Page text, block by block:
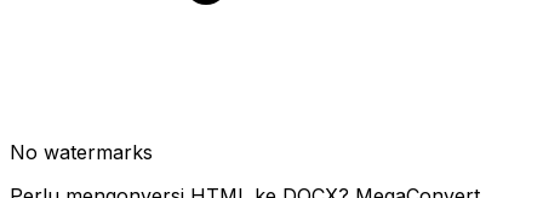
No watermarks